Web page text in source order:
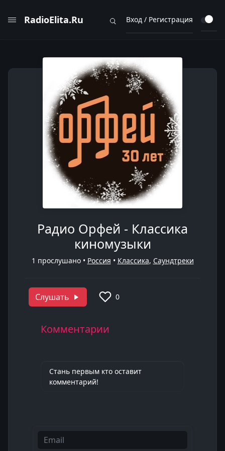
RadioElita.Ru Вход / Регистрация
Радио Орфей - Классика
киномузыки
1 прослушано • Россия • Классика, Саундтреки
Слушать 0
Комментарии
Стань первым кто оставит
комментарий!